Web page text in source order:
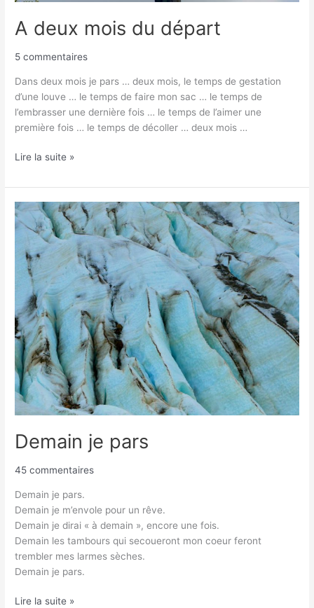
A deux mois du départ
5 commentaires
Dans deux mois je pars … deux mois, le temps de gestation
d’une louve … le temps de faire mon sac … le temps de
l’embrasser une dernière fois … le temps de l’aimer une
première fois … le temps de décoller … deux mois …
Lire la suite »
Demain je pars
45 commentaires
Demain je pars.
Demain je m’envole pour un rêve.
Demain je dirai « à demain », encore une fois.
Demain les tambours qui secoueront mon coeur feront
trembler mes larmes sèches.
Demain je pars.
Demain
je
Lire la suite »